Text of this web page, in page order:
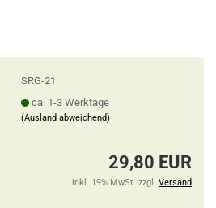
SRG-21
ca. 1-3 Werktage
(Ausland abweichend)
29,80 EUR
inkl. 19% MwSt. zzgl. Versand